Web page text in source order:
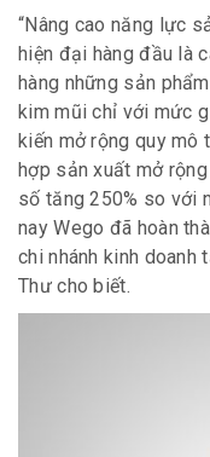
“Nâng cao năng lực
hiện đại hàng đầu là
hàng những sản
kim mũi chỉ với mức
kiến mở rộng quy mô
hợp sản xuất mở
số tăng 250% so với
nay Wego đã hoàn
chi nhánh kinh doanh
Thư cho biết.